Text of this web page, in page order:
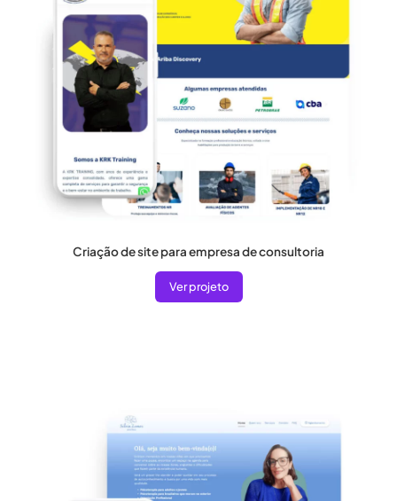
Criação de site para empresa de consultoria
Ver projeto